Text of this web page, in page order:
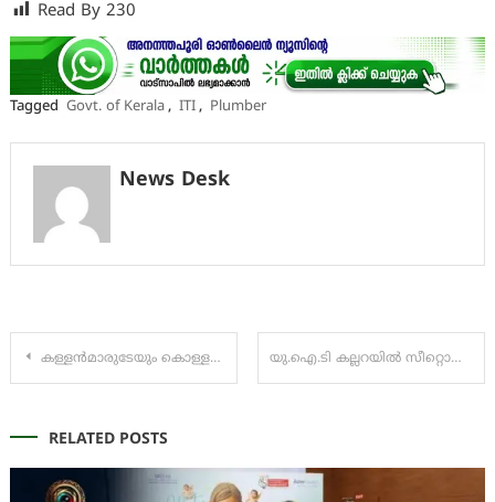
Read By 230
Tagged Govt. of Kerala, ITI, Plumber
News Desk
Post
കള്ളൻമാരുടേയും കൊള്ളക്കാരുടെയും മുന്നണിയായി ഐഎൻഡിഐഎ മാറി: കെ. സുരേന്ദ്രൻ യു.ഐ.ടി കല്ലറയില്‍ സീറ്റൊഴിവ്
RELATED POSTS